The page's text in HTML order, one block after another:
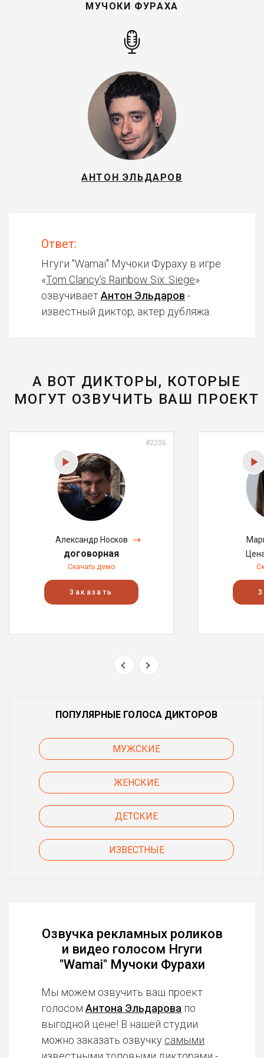
МУЧОКИ ФУРАХА
АНТОН ЭЛЬДАРОВ
Ответ:
Нгуги "Wamai" Мучоки Фураху в игре
«Tom Clancy’s Rainbow Six: Siege»
озвучиваетАнтон Эльдаров -
известный диктор, актер дубляжа.
А ВОТ ДИКТОРЫ, КОТОРЫЕ
МОГУТ ОЗВУЧИТЬ ВАШ ПРОЕКТ
#2206
Александр Носков
договорная
Скачать демо
Заказать
ПОПУЛЯРНЫЕ ГОЛОСА ДИКТОРОВ
МУЖСКИЕ
ЖЕНСКИЕ
ДЕТСКИЕ
ИЗВЕСТНЫЕ
Озвучка рекламных роликов
и видео голосом Нгуги
"Wamai" Мучоки Фурахи
Мы можем озвучить ваш проект
голосом Антона Эльдарова по
выгодной цене! В нашей студии
можно заказать озвучку самыми